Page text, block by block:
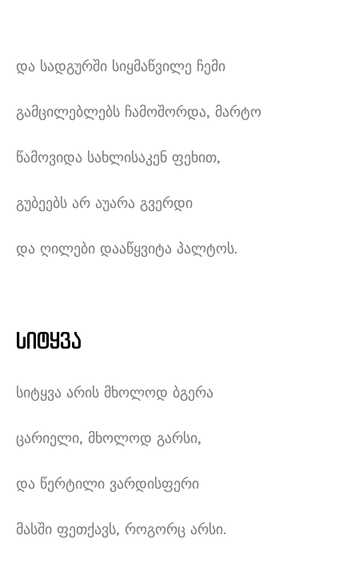
და სადგურში სიყმაწვილე ჩემი
გამცილებლებს ჩამოშორდა, მარტო
წამოვიდა სახლისაკენ ფეხით,
გუბეებს არ აუარა გვერდი
და ღილები დააწყვიტა პალტოს.
სიტყვა
სიტყვა არის მხოლოდ ბგერა
ცარიელი, მხოლოდ გარსი,
და წერტილი ვარდისფერი
მასში ფეთქავს, როგორც არსი.